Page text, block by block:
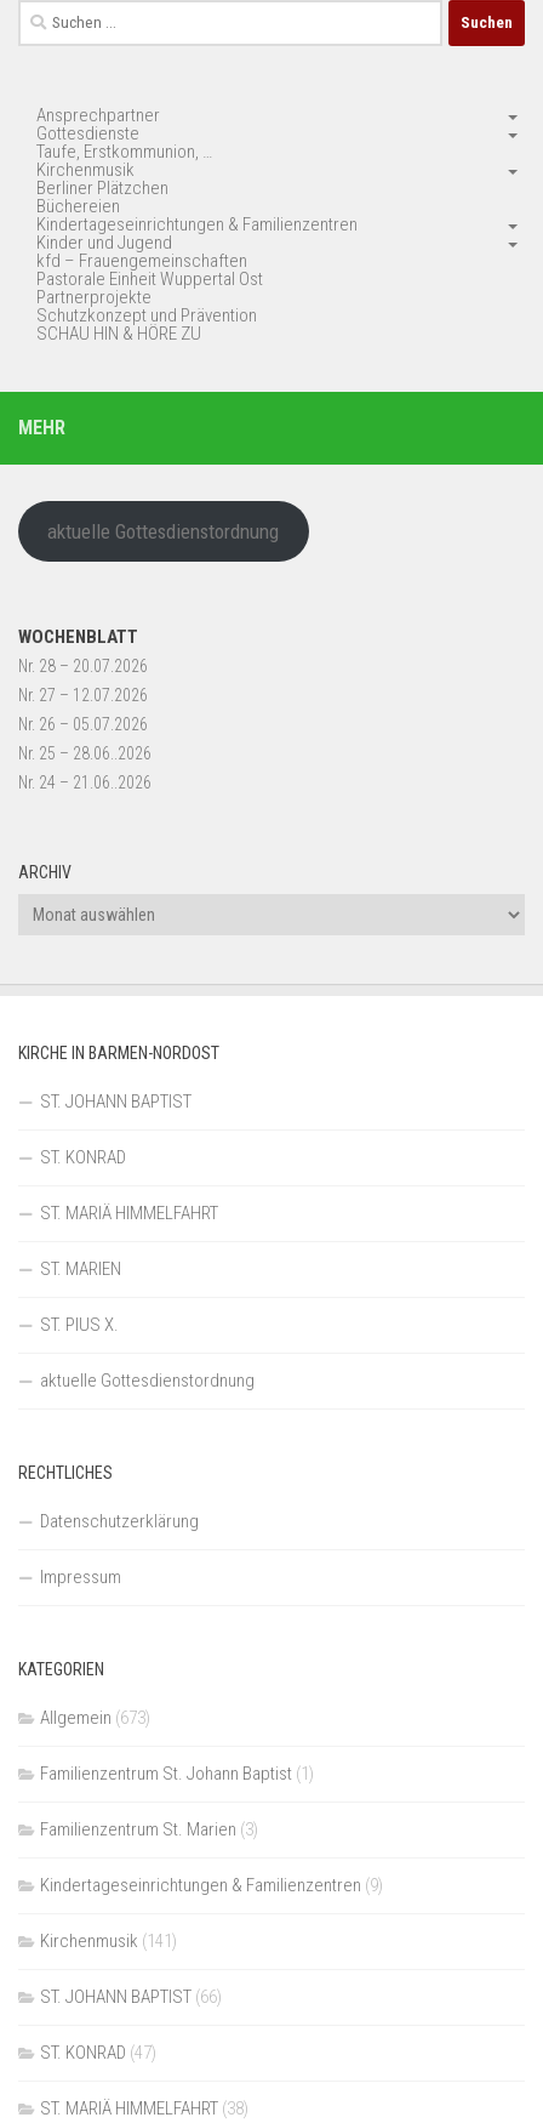
Suchen
nach:
Ansprechpartner
Gottesdienste
Taufe, Erstkommunion, …
Kirchenmusik
Berliner Plätzchen
Büchereien
Kindertageseinrichtungen & Familienzentren
Kinder und Jugend
kfd – Frauengemeinschaften
Pastorale Einheit Wuppertal Ost
Partnerprojekte
Schutzkonzept und Prävention
SCHAU HIN & HÖRE ZU
MEHR
aktuelle Gottesdienstordnung
WOCHENBLATT
Nr. 28 – 20.07.2026
Nr. 27 – 12.07.2026
Nr. 26 – 05.07.2026
Nr. 25 – 28.06..2026
Nr. 24 – 21.06..2026
ARCHIV
Archiv
KIRCHE IN BARMEN-NORDOST
ST. JOHANN BAPTIST
ST. KONRAD
ST. MARIÄ HIMMELFAHRT
ST. MARIEN
ST. PIUS X.
aktuelle Gottesdienstordnung
RECHTLICHES
Datenschutzerklärung
Impressum
KATEGORIEN
Allgemein (673)
Familienzentrum St. Johann Baptist (1)
Familienzentrum St. Marien (3)
Kindertageseinrichtungen & Familienzentren (9)
Kirchenmusik (141)
ST. JOHANN BAPTIST (66)
ST. KONRAD (47)
ST. MARIÄ HIMMELFAHRT (38)